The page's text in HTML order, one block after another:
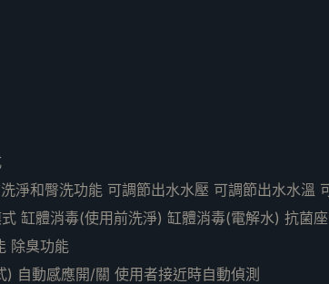
淨和臀洗功能 可調節出水水壓 可調節出水水溫
缸體消毒(使用前洗淨) 缸體消毒(電解水) 抗菌
除臭功能
自動感應開/關 使用者接近時自動偵測